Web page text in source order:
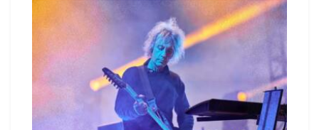
δύο συνεχόμενες χρονιές διαδικτυακής λειτουργίας,
πραγματοποιήθηκε φέτος με φυσική παρουσία των εκθετών
από τις 18 έως και τις 20 Φεβρουαρίου 2022, στο εκθεσιακό
κέντρο MEC Παιανίας στην Αθήνα. Η Περιφέρεια Δυτικής
Μακεδονίας είχε δυναμική παρουσία καθώς φιλοξενήθηκαν
έντεκα (11) εκθέτες-επιχειρήσεις όπου τους δόθηκε η ευκαιρία
να προβάλλουν και να προωθήσουν τα προϊόντα της